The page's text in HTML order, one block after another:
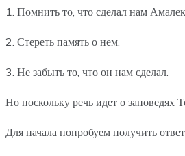
1. Помнить то, что сделал нам
2. Стереть память о нем.
3. Не забыть то, что он нам сделал.
Но поскольку речь идет о заповедях
Для начала попробуем получить